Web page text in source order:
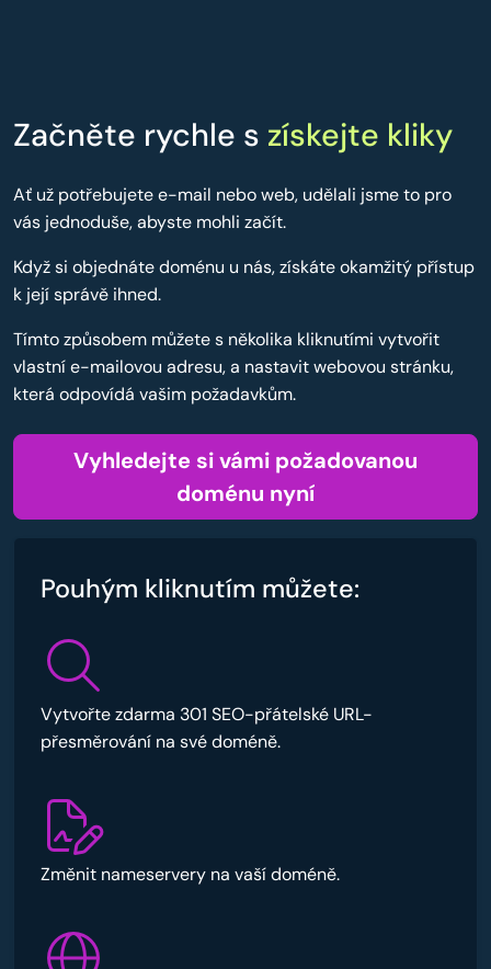
Začněte rychle s získejte kliky
Ať už potřebujete e-mail nebo web, udělali jsme to pro
vás jednoduše, abyste mohli začít.
Když si objednáte doménu u nás, získáte okamžitý přístup
k její správě ihned.
Tímto způsobem můžete s několika kliknutími vytvořit
vlastní e-mailovou adresu, a nastavit webovou stránku,
která odpovídá vašim požadavkům.
Vyhledejte si vámi požadovanou
doménu nyní
Pouhým kliknutím můžete:
Vytvořte zdarma 301 SEO-přátelské URL-
přesměrování na své doméně.
Změnit nameservery na vaší doméně.